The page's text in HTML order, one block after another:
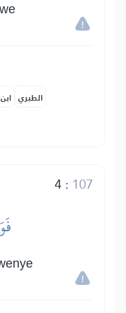
الطبري
4: 107